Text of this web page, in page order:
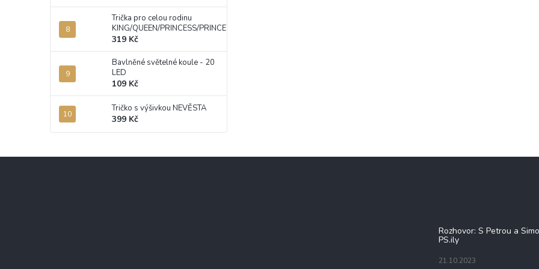
Trička pro celou rodinu
KING/QUEEN/PRINCESS/PRINCE
319 Kč
Bavlněné světelné koule - 20
LED
109 Kč
Tričko s výšivkou NEVĚSTA
399 Kč
Rozhovor: S Petrou a
PS.ily
21.10.2023